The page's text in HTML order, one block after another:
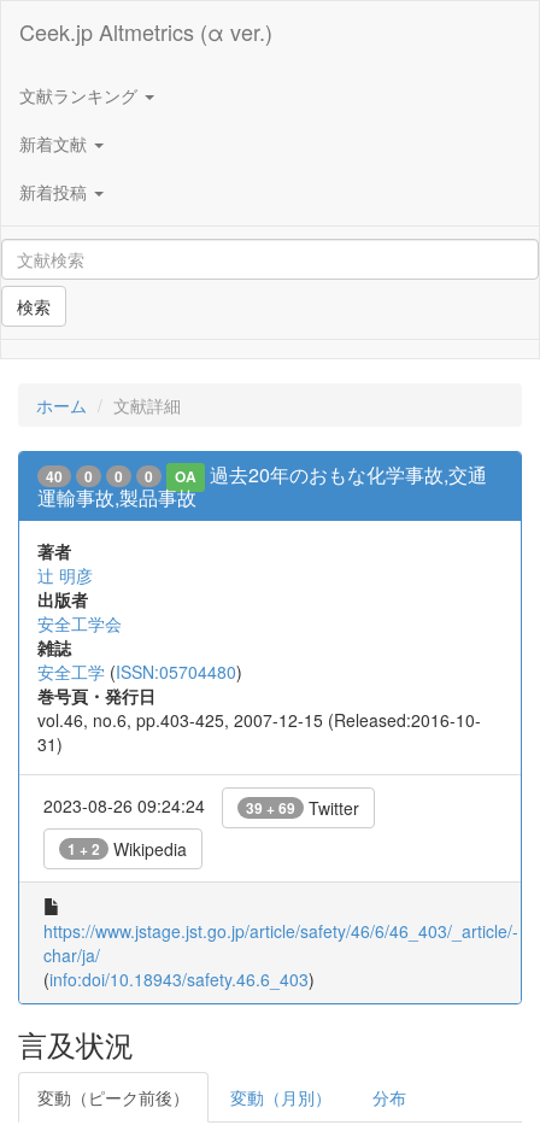
Ceek.jp Altmetrics (α ver.)
文献ランキング
新着文献
新着投稿
検索
ホーム 文献詳細
40 0 0 0 OA
過去20年のおもな化学事故,交通
運輸事故,製品事故
著者
辻 明彦
出版者
安全工学会
雑誌
安全工学 (ISSN:05704480)
巻号頁・発行日
vol.46, no.6, pp.403-425, 2007-12-15 (Released:2016-10-
31)
2023-08-26 09:24:24 39 + 69 Twitter
1 + 2 Wikipedia
https://www.jstage.jst.go.jp/article/safety/46/6/46_403/_article/-
char/ja/
(info:doi/10.18943/safety.46.6_403)
言及状況
変動（ピーク前後） 変動（月別） 分布